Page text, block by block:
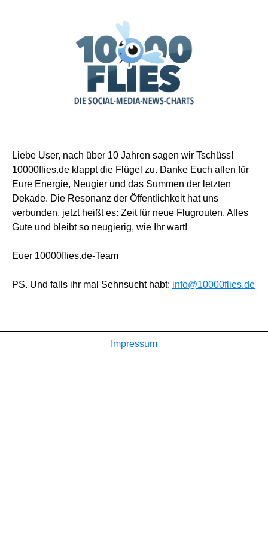
Liebe User, nach über 10 Jahren sagen wir Tschüss!
10000flies.de klappt die Flügel zu. Danke Euch allen für
Eure Energie, Neugier und das Summen der letzten
Dekade. Die Resonanz der Öffentlichkeit hat uns
verbunden, jetzt heißt es: Zeit für neue Flugrouten. Alles
Gute und bleibt so neugierig, wie Ihr wart!
Euer 10000flies.de-Team
PS. Und falls ihr mal Sehnsucht habt: info@10000flies.de
Impressum